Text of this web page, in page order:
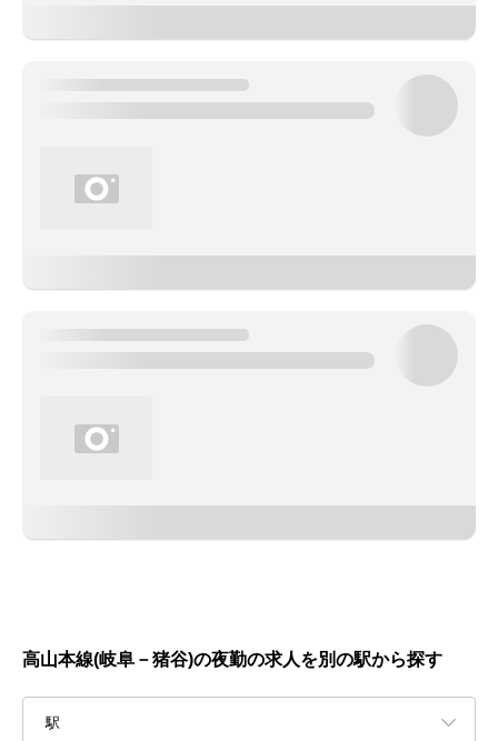
高山本線(岐阜－猪谷)の夜勤の求人を別の駅から探す
駅